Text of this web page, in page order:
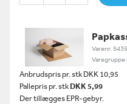
Varenr.
Varegruppe
Anbrudspris pr. stk DKK 10,95
Pallepris pr. stkDKK 5,99
Der tillægges EPR-gebyr.